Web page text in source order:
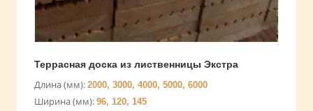
Террасная доска из лиственницы Экстра
Длина (мм): 2000, 3000, 4000, 5000, 6000
Ширина (мм): 96, 120, 145